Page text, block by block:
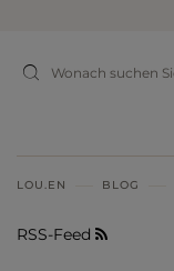
LOU.EN BLOG
RSS-Feed